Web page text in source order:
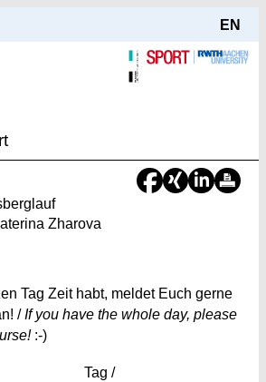
EN
Zharova
Tag Zeit habt, meldet Euch gerne
/If you have the whole day, please
:-)
Tag /